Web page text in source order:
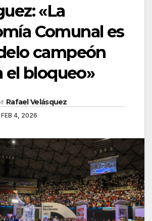
«La
Comunal es
campeón
el bloqueo»
Rafael Velásquez
FEB 4, 2026